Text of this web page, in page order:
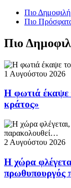
Πιο Δημοφιλή
Πιο
Πιο
1 Αυγούστου 2026
Η φωτιά έκαψε
κράτος»
2 Αυγούστου 2026
Η χώρα
πρωθυπουργός